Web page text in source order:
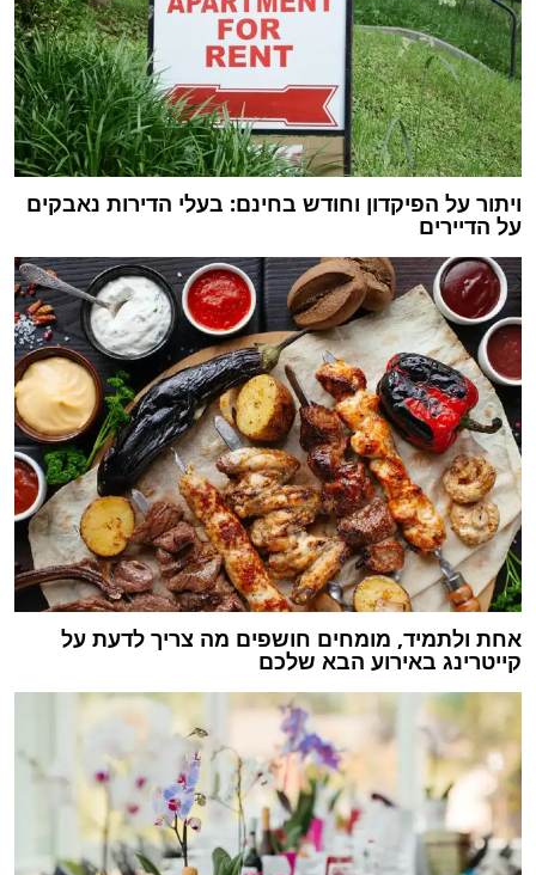
ויתור על הפיקדון וחודש בחינם: בעלי הדירות נאבקים
על הדיירים
אחת ולתמיד, מומחים חושפים מה צריך לדעת על
קייטרינג באירוע הבא שלכם